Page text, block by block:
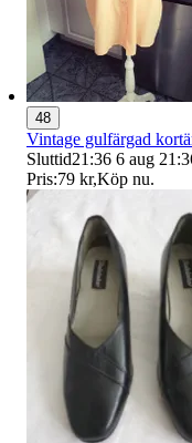
48
Vintage gulfärgad
Sluttid21:36 6 aug
Pris:79 kr,Köp nu.